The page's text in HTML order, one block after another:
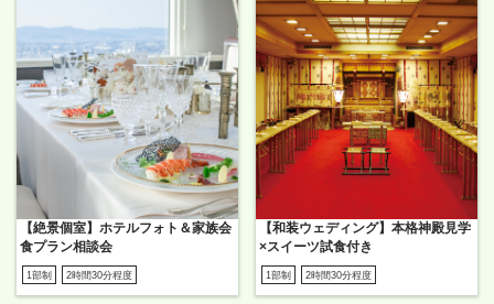
【絶景個室】ホテルフォト＆家族会
食プラン相談会
1部制 2時間30分程度
【和装ウェディング】本格神殿見学
×スイーツ試食付き
1部制 2時間30分程度